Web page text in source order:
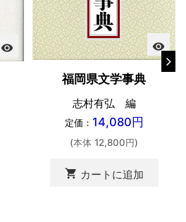
visibility visibility
福岡県文学事典
志村有弘 編
定価： 14,080円
(本体 12,800円)
shopping_cart カートに追加